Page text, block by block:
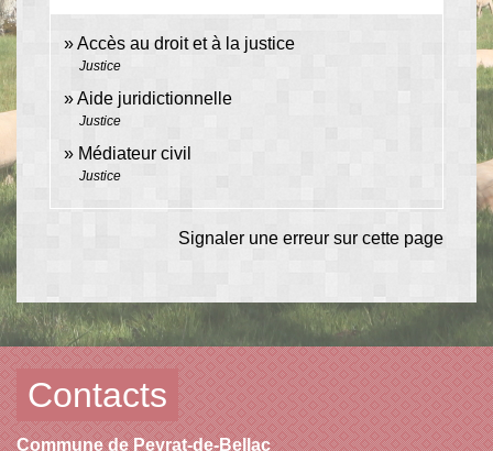
Accès au droit et à la justice
Justice
Aide juridictionnelle
Justice
Médiateur civil
Justice
Signaler une erreur sur cette page
Contacts
Commune de Peyrat-de-Bellac